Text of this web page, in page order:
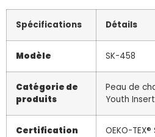
Spécifications Détails
Modèle SK-458
Catégorie de
produits
Peau de
Youth Insert
Certification OEKO-